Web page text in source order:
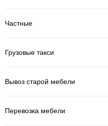
Частные
Грузовые такси
Вывоз старой мебели
Перевозка мебели